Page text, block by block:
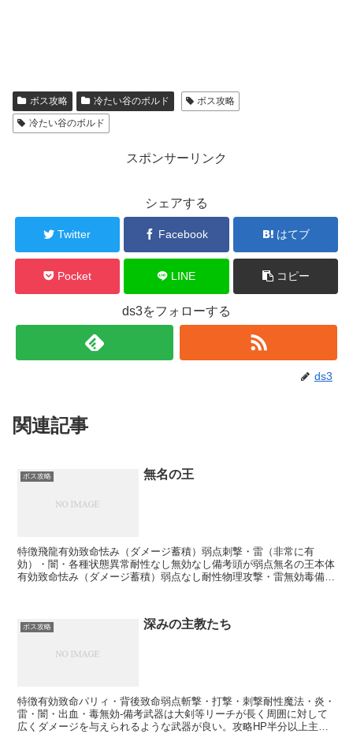
ボス攻略 冷たい谷のボルド
ボス攻略
冷たい谷のボルド
スポンサーリンク
シェアする
Twitter Facebook はてブ
Pocket LINE コピー
ds3をフォローする
ds3
関連記事
ボス攻略 無名の王
特徴飛龍有効致命怯み（ダメージ蓄積）弱点刺撃・雷（非常に有
効）・闇・各種状態異常耐性なし無効なし備考頭が弱点無名の王本体
有効致命怯み（ダメージ蓄積）弱点なし耐性物理攻撃・雷無効毒備考
ボス攻略 深みの主教たち
特徴有効致命パリィ・背後致命弱点斬撃・打撃・刺撃耐性魔法・炎・
雷・闇・出血・毒無効-備考武器は大剣等リーチが長く周囲に対して
広くダメージを与えられるような武器が良い。攻略HP半分以上主教